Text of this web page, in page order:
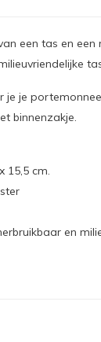
een tas en
je
binnenzakje.
15,5 cm.
en